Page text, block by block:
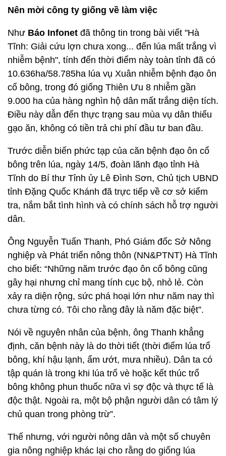
Nên mời công ty giống về làm việc
Như Báo Infonet đã thông tin trong bài viết "Hà
Tĩnh: Giải cứu lợn chưa xong... đến lúa mất trắng vì
nhiễm bệnh", tính đến thời điểm này toàn tỉnh đã có
10.636ha/58.785ha lúa vụ Xuân nhiễm bệnh đạo ôn
cổ bông, trong đó giống Thiên Ưu 8 nhiễm gần
9.000 ha của hàng nghìn hộ dân mất trắng diện tích.
Điều này dẫn đến thực trạng sau mùa vụ dân thiếu
gạo ăn, không có tiền trả chi phí đầu tư ban đầu.
Trước diễn biến phức tạp của căn bệnh đạo ôn cổ
bông trên lúa, ngày 14/5, đoàn lãnh đạo tỉnh Hà
Tĩnh do Bí thư Tỉnh ủy Lê Đình Sơn, Chủ tịch UBND
tỉnh Đặng Quốc Khánh đã trực tiếp về cơ sở kiểm
tra, nắm bắt tình hình và có chính sách hỗ trợ người
dân.
Ông Nguyễn Tuấn Thanh, Phó Giám đốc Sở Nông
nghiệp và Phát triển nông thôn (NN&PTNT) Hà Tĩnh
cho biết: “Những năm trước đạo ôn cổ bông cũng
gây hại nhưng chỉ mang tính cục bộ, nhỏ lẻ. Còn
xảy ra diện rộng, sức phá hoại lớn như năm nay thì
chưa từng có. Tôi cho rằng đây là năm đặc biệt”.
Nói về nguyên nhân của bệnh, ông Thanh khẳng
định, căn bệnh này là do thời tiết (thời điểm lúa trổ
bông, khí hậu lạnh, ẩm ướt, mưa nhiều). Dân ta có
tập quán là trong khi lúa trổ vè hoặc kết thúc trổ
bông không phun thuốc nữa vì sợ độc và thực tế là
độc thật. Ngoài ra, một bộ phận người dân có tâm lý
chủ quan trong phòng trừ”.
Thế nhưng, với người nông dân và một số chuyên
gia nông nghiệp khác lại cho rằng do giống lúa